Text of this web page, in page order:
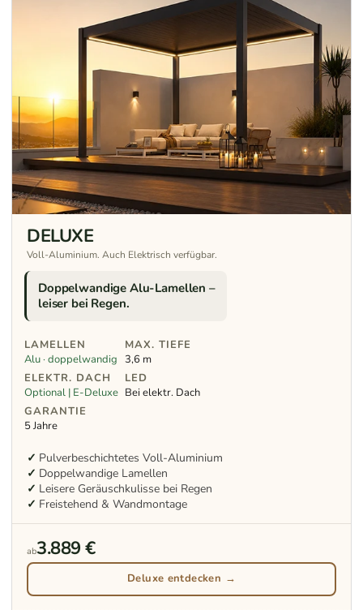
DELUXE
Voll-Aluminium. Auch Elektrisch verfügbar.
Doppelwandige Alu-Lamellen –
leiser bei Regen.
LAMELLEN
Alu · doppelwandig
MAX. TIEFE
3,6 m
ELEKTR. DACH
Optional | E-Deluxe
LED
Bei elektr. Dach
GARANTIE
5 Jahre
Pulverbeschichtetes Voll-Aluminium
Doppelwandige Lamellen
Leisere Geräuschkulisse bei Regen
Freistehend & Wandmontage
ab3.889 €
Deluxe entdecken →